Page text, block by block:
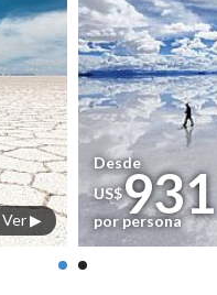
Ver ▶
Desde
US$931
por persona